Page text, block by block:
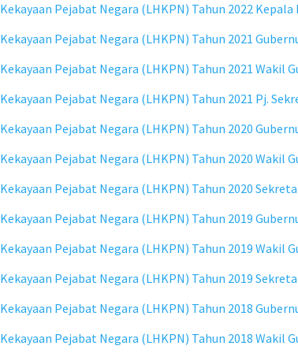
Pejabat Negara (LHKPN) Tahun 2022
Pejabat Negara (LHKPN) Tahun 2021
Pejabat Negara (LHKPN) Tahun 2021 Wakil
Pejabat Negara (LHKPN) Tahun 2021 Pj.
Pejabat Negara (LHKPN) Tahun 2020
Pejabat Negara (LHKPN) Tahun 2020 Wakil
Pejabat Negara (LHKPN) Tahun 2020
Pejabat Negara (LHKPN) Tahun 2019
Pejabat Negara (LHKPN) Tahun 2019 Wakil
Pejabat Negara (LHKPN) Tahun 2019
Pejabat Negara (LHKPN) Tahun 2018
Pejabat Negara (LHKPN) Tahun 2018 Wakil